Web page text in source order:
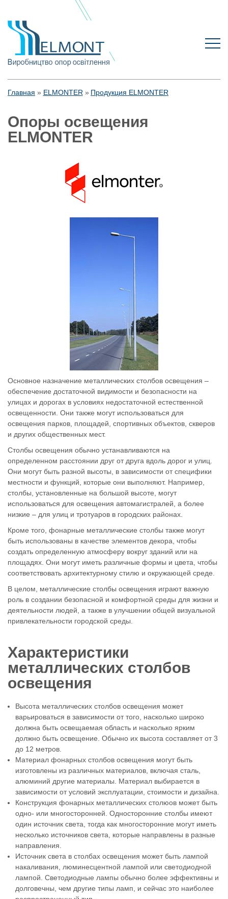
Главная ELMONTER Продукция ELMONTER
Опоры освещения
ELMONTER
Основное назначение металлических столбов освещения –
обеспечение достаточной видимости и безопасности на
улицах и дорогах в условиях недостаточной естественной
освещенности. Они также могут использоваться для
освещения парков, площадей, спортивных объектов, скверов
и других общественных мест.
Столбы освещения обычно устанавливаются на
определенном расстоянии друг от друга вдоль дорог и улиц.
Они могут быть разной высоты, в зависимости от специфики
местности и функций, которые они выполняют. Например,
столбы, установленные на большой высоте, могут
использоваться для освещения автомагистралей, а более
низкие – для улиц и тротуаров в городских районах.
Кроме того, фонарные металлические столбы также могут
быть использованы в качестве элементов декора, чтобы
создать определенную атмосферу вокруг зданий или на
площадях. Они могут иметь различные формы и цвета, чтобы
соответствовать архитектурному стилю и окружающей среде.
В целом, металлические столбы освещения играют важную
роль в создании безопасной и комфортной среды для жизни и
деятельности людей, а также в улучшении общей визуальной
привлекательности городской среды.
Характеристики
металлических столбов
освещения
Высота металлических столбов освещения может
варьироваться в зависимости от того, насколько широко
должна быть освещаемая область и насколько ярким
должно быть освещение. Обычно их высота составляет от 3
до 12 метров.
Материал фонарных столбов освещения могут быть
изготовлены из различных материалов, включая сталь,
алюминий другие материалы. Материал выбирается в
зависимости от условий эксплуатации, стоимости и дизайна.
Конструкция фонарных металлических столюов может быть
одно- или многосторонней. Односторонние столбы имеют
один источник света, тогда как многосторонние могут иметь
несколько источников света, которые направлены в разные
направления.
Источник света в столбах освещения может быть лампой
накаливания, люминесцентной лампой или светодиодной
лампой. Светодиодные лампы обычно более эффективны и
долговечны, чем другие типы ламп, и сейчас это наиболее